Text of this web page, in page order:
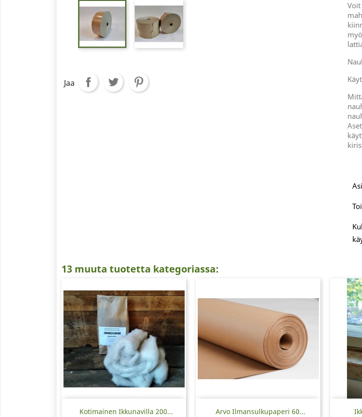
Jaa
13 muuta tuotetta kategoriassa:
Kotimainen Ikkunavilla 200...
Pikakatselu Arvo Ilmansulkupaperi 60...
Pikakatselu